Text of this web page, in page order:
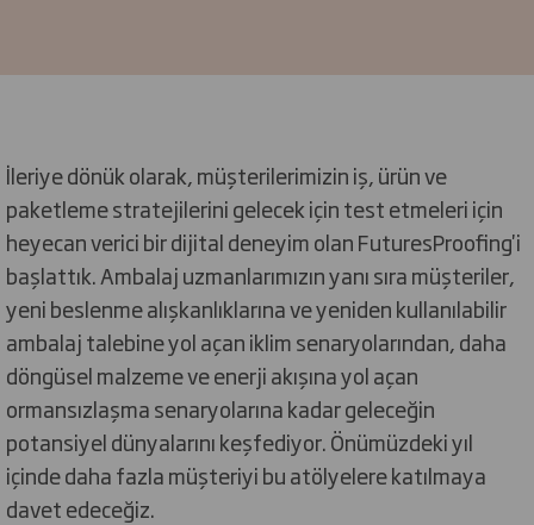
İleriye dönük olarak, müşterilerimizin iş, ürün ve
paketleme stratejilerini gelecek için test etmeleri için
heyecan verici bir dijital deneyim olan FuturesProofing'i
başlattık. Ambalaj uzmanlarımızın yanı sıra müşteriler,
yeni beslenme alışkanlıklarına ve yeniden kullanılabilir
ambalaj talebine yol açan iklim senaryolarından, daha
döngüsel malzeme ve enerji akışına yol açan
ormansızlaşma senaryolarına kadar geleceğin
potansiyel dünyalarını keşfediyor. Önümüzdeki yıl
içinde daha fazla müşteriyi bu atölyelere katılmaya
davet edeceğiz.